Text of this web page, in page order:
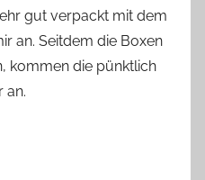
gut verpackt mit dem
an. Seitdem die Boxen
kommen die pünktlich
an.